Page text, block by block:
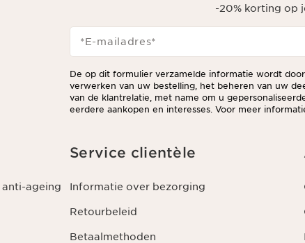
-20% korting op
*E-mailadres*
De op dit formulier verzamelde informatie wordt
verwerken van uw bestelling, het beheren van uw
van de klantrelatie, met name om u
eerdere aankopen en interesses. Voor meer
anti-ageing
Service clientèle
Informatie over bezorging
Retourbeleid
Betaalmethoden